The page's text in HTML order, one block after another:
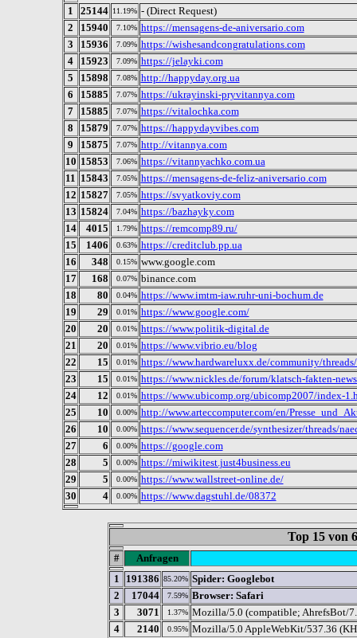
1
25144 11.19% - (Direct Request)
2
15940 7.10% https://mensagens-de-aniversario.com
3
15936 7.09% https://wishesandcongratulations.com
4
15923 7.09% https://jelayki.com
5
15898 7.08% http://happyday.org.ua
6
15885 7.07% https://ukrayinski-pryvitannya.com
7
15885 7.07% https://vitalochka.com
8
15879 7.07% https://happydayvibes.com
9
15875 7.07% http://vitannya.com
10 15853 7.06% https://vitannyachko.com.ua
11 15843 7.05% https://mensagens-de-feliz-aniversario.com
12 15827 7.05% https://svyatkoviy.com
13 15824 7.04% https://bazhayky.com
14
4015 1.79% https://remcomp89.ru/
15
1406 0.63% https://creditclub.pp.ua
16
348 0.15% www.google.com
17
168 0.07% binance.com
18
80 0.04% https://www.imtm-iaw.ruhr-uni-bochum.de
19
29 0.01% https://www.google.com/
20
20 0.01% https://www.politik-digital.de
21
20 0.01% https://www.vibrio.eu/blog
22
15 0.01% https://www.hardwareluxx.de/community/
23
15 0.01% https://www.nickles.de/forum/klatsch-fakten-
24
12 0.01% https://www.ubicomp.org/ubicomp2007/index-
25
10 0.00% http://www.arteccomputer.com/en/
26
10 0.00% https://www.sequencer.de/synthesizer/threads/
27
6 0.00% https://google.com
28
5 0.00% https://miwikitest.just4business.eu
29
5 0.00% https://www.wallstreet-online.de/
30
4 0.00% https://www.dagstuhl.de/08372
Top 15 von
#
Anfragen
1
191386 85.20% Spider: Googlebot
2
17044 7.59% Browser: Safari
3
3071 1.37% Mozilla/5.0 (compatible; AhrefsBot/
4
2140 0.95% Mozilla/5.0 AppleWebKit/537.36